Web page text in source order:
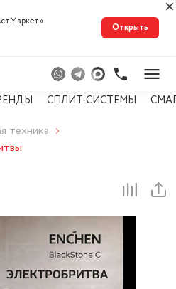
Открыть
СПЛИТ-СИСТЕМЫ
техника